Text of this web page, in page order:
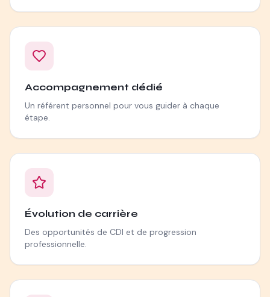
Accompagnement dédié
Un référent personnel pour vous guider à chaque
étape.
Évolution de carrière
Des opportunités de CDI et de progression
professionnelle.